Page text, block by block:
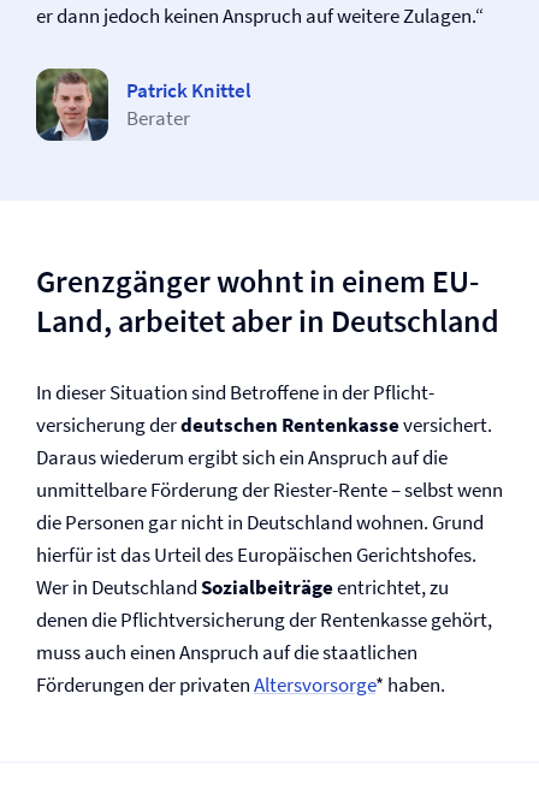
er dann jedoch keinen Anspruch auf weitere Zulagen.“
Patrick Knittel
Berater
Grenzgänger wohnt in einem EU-
Land, arbeitet aber in Deutschland
In dieser Situation sind Betroffene in der Pflicht­
versicherung derdeutschen Rentenkasseversichert.
Daraus wiederum ergibt sich ein Anspruch auf die
unmittelbare Förderung der Riester-Rente – selbst wenn
die Personen gar nicht in Deutschland wohnen. Grund
hierfür ist das Urteil des Europäischen Gerichtshofes.
Wer in DeutschlandSozialbeiträgeentrichtet, zu
denen die Pflicht­versicherung der Rentenkasse gehört,
muss auch einen Anspruch auf die staatlichen
Förderungen der privatenAltersvorsorge* haben.